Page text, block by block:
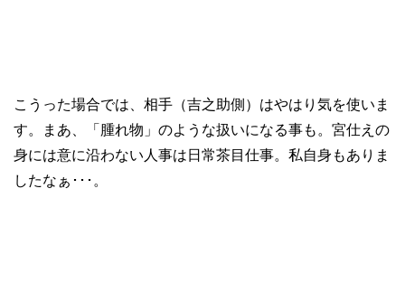
こうった場合では、相手（吉之助側）はやはり気を使いま
す。まあ、「腫れ物」のような扱いになる事も。宮仕えの
身には意に沿わない人事は日常茶目仕事。私自身もありま
したなぁ･･･。